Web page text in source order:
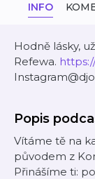
INFO
Hodně lásky,
Refewa.
Popis
Vítáme tě na
původem z
Přinášíme ti: